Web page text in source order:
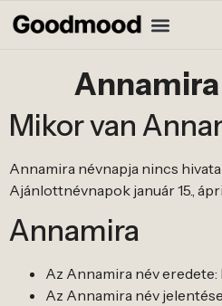
Mikor van
Annamira névnapja nincs
Ajánlottnévnapok január 15.,
Annamira
Az Annamira név
Az Annamira név